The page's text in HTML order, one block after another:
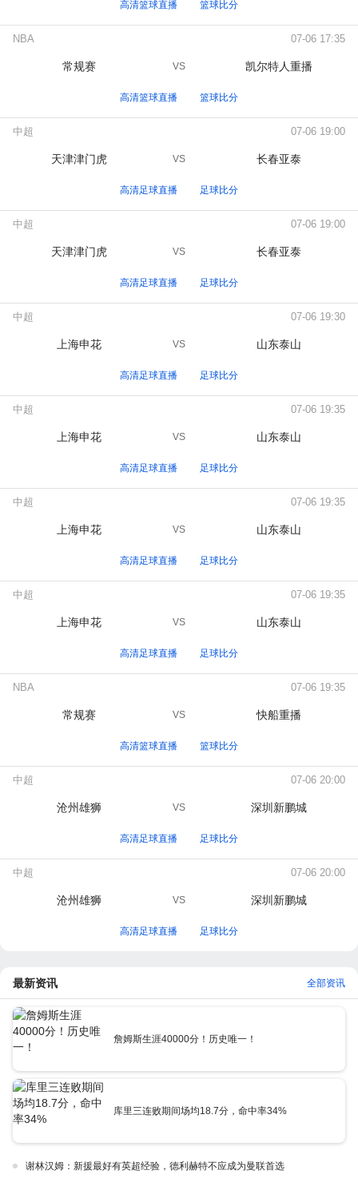
高清篮球直播 篮球比分
NBA 07-06 17:35
常规赛 VS 凯尔特人重播
高清篮球直播 篮球比分
中超 07-06 19:00
天津津门虎 VS 长春亚泰
高清足球直播 足球比分
中超 07-06 19:00
天津津门虎 VS 长春亚泰
高清足球直播 足球比分
中超 07-06 19:30
上海申花 VS 山东泰山
高清足球直播 足球比分
中超 07-06 19:35
上海申花 VS 山东泰山
高清足球直播 足球比分
中超 07-06 19:35
上海申花 VS 山东泰山
高清足球直播 足球比分
中超 07-06 19:35
上海申花 VS 山东泰山
高清足球直播 足球比分
NBA 07-06 19:35
常规赛 VS 快船重播
高清篮球直播 篮球比分
中超 07-06 20:00
沧州雄狮 VS 深圳新鹏城
高清足球直播 足球比分
中超 07-06 20:00
沧州雄狮 VS 深圳新鹏城
高清足球直播 足球比分
最新资讯 全部资讯
詹姆斯生涯40000分！历史唯一！
库里三连败期间场均18.7分，命中率34%
谢林汉姆：新援最好有英超经验，德利赫特不应成为曼联首选